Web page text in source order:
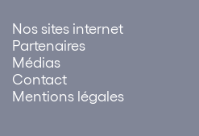
Nos sites internet
Partenaires
Médias
Contact
Mentions légales